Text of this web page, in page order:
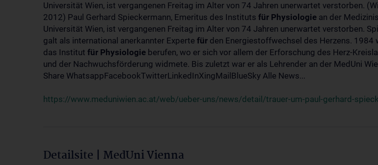
Universität Wien, ist vergangenen Freitag im Alter von 74 Jahren unerwartet verstorben.
2012) Paul Gerhard Spieckermann, Emeritus des Instituts für Physiologie an der
Universität Wien, ist vergangenen Freitag im Alter von 74 Jahren unerwartet verstorben.
galt als international anerkannter Experte für den Energiestoffwechsel des Herzens. 1984
das Institut für Physiologie berufen, wo er sich vor allem der Erforschung des Herz-
und der Nachwuchsförderung widmete. Bis zuletzt war er als Lehrender an der MedUni
Share WhatsappFacebookTwitterLinkedInXingMailBlueSky Alle News...
https://www.meduniwien.ac.at/web/ueber-uns/news/detail/trauer-um-paul-gerhard-
Detailsite | MedUni Vienna